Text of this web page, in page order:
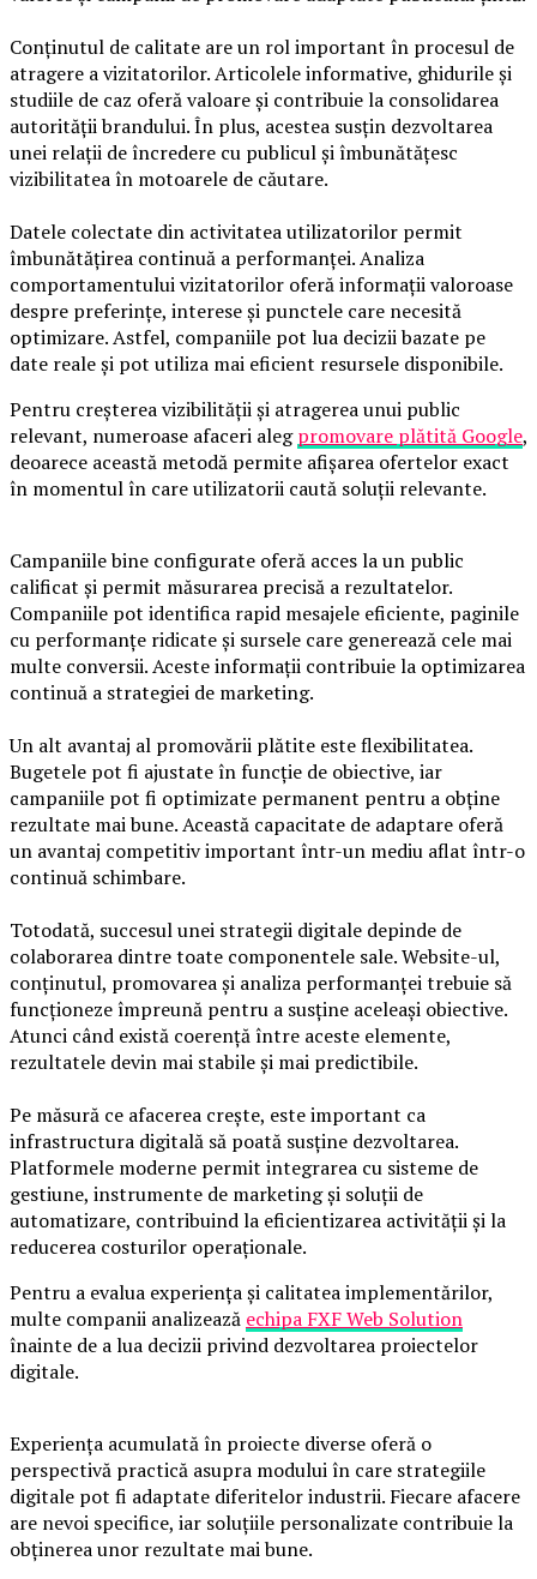
Conținutul de calitate are un rol important în procesul de
atragere a vizitatorilor. Articolele informative, ghidurile și
studiile de caz oferă valoare și contribuie la consolidarea
autorității brandului. În plus, acestea susțin dezvoltarea
unei relații de încredere cu publicul și îmbunătățesc
vizibilitatea în motoarele de căutare.
Datele colectate din activitatea utilizatorilor permit
îmbunătățirea continuă a performanței. Analiza
comportamentului vizitatorilor oferă informații valoroase
despre preferințe, interese și punctele care necesită
optimizare. Astfel, companiile pot lua decizii bazate pe
date reale și pot utiliza mai eficient resursele disponibile.
Pentru creșterea vizibilității și atragerea unui public
relevant, numeroase afaceri alegpromovare plătită Google,
deoarece această metodă permite afișarea ofertelor exact
în momentul în care utilizatorii caută soluții relevante.
Campaniile bine configurate oferă acces la un public
calificat și permit măsurarea precisă a rezultatelor.
Companiile pot identifica rapid mesajele eficiente, paginile
cu performanțe ridicate și sursele care generează cele mai
multe conversii. Aceste informații contribuie la optimizarea
continuă a strategiei de marketing.
Un alt avantaj al promovării plătite este flexibilitatea.
Bugetele pot fi ajustate în funcție de obiective, iar
campaniile pot fi optimizate permanent pentru a obține
rezultate mai bune. Această capacitate de adaptare oferă
un avantaj competitiv important într-un mediu aflat într-o
continuă schimbare.
Totodată, succesul unei strategii digitale depinde de
colaborarea dintre toate componentele sale. Website-ul,
conținutul, promovarea și analiza performanței trebuie să
funcționeze împreună pentru a susține aceleași obiective.
Atunci când există coerență între aceste elemente,
rezultatele devin mai stabile și mai predictibile.
Pe măsură ce afacerea crește, este important ca
infrastructura digitală să poată susține dezvoltarea.
Platformele moderne permit integrarea cu sisteme de
gestiune, instrumente de marketing și soluții de
automatizare, contribuind la eficientizarea activității și la
reducerea costurilor operaționale.
Pentru a evalua experiența și calitatea implementărilor,
multe companii analizează echipa FXF Web Solution
înainte de a lua decizii privind dezvoltarea proiectelor
digitale.
Experiența acumulată în proiecte diverse oferă o
perspectivă practică asupra modului în care strategiile
digitale pot fi adaptate diferitelor industrii. Fiecare afacere
are nevoi specifice, iar soluțiile personalizate contribuie la
obținerea unor rezultate mai bune.